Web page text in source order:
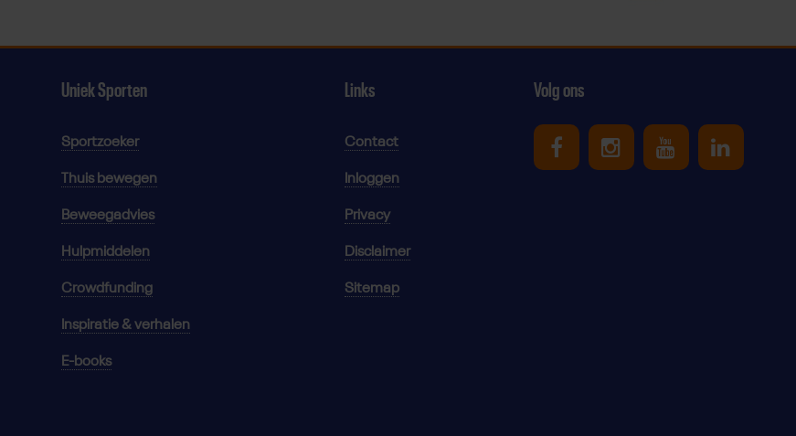
Uniek Sporten
Sportzoeker
Thuis bewegen
Beweegadvies
Hulpmiddelen
Crowdfunding
Inspiratie & verhalen
E-books
Links
Contact
Inloggen
Privacy
Disclaimer
Sitemap
Volg ons
Uniek Sporten op
Uniek Sporten op
UniekUniek